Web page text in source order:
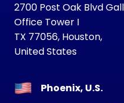
2700 Post Oak Blvd
Office Tower I
TX 77056, Houston,
United States
Phoenix, U.S.